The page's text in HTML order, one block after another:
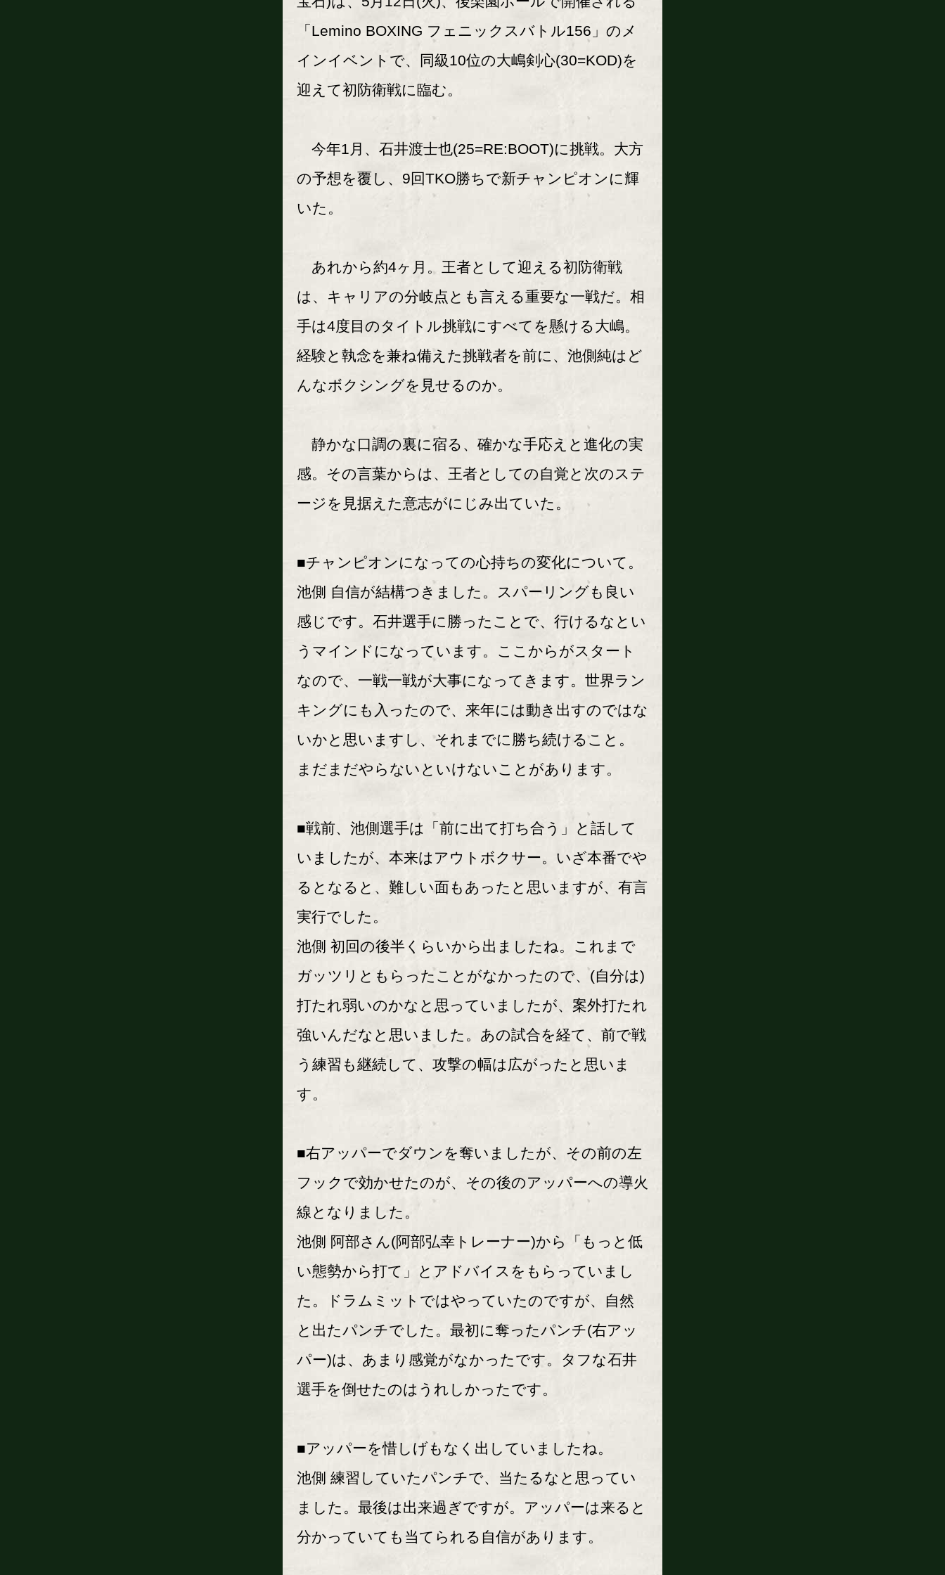
「Lemino BOXING フェニックスバトル156」のメ
インイベントで、同級10位の大嶋剣心(30=KOD)を
迎えて初防衛戦に臨む。
今年1月、石井渡士也(25=RE:BOOT)に挑戦。大方
の予想を覆し、9回TKO勝ちで新チャンピオンに輝
いた。
あれから約4ヶ月。王者として迎える初防衛戦
は、キャリアの分岐点とも言える重要な一戦だ。相
手は4度目のタイトル挑戦にすべてを懸ける大嶋。
経験と執念を兼ね備えた挑戦者を前に、池側純はど
んなボクシングを見せるのか。
静かな口調の裏に宿る、確かな手応えと進化の実
感。その言葉からは、王者としての自覚と次のステ
ージを見据えた意志がにじみ出ていた。
■チャンピオンになっての心持ちの変化について。
池側 自信が結構つきました。スパーリングも良い
感じです。石井選手に勝ったことで、行けるなとい
うマインドになっています。ここからがスタート
なので、一戦一戦が大事になってきます。世界ラン
キングにも入ったので、来年には動き出すのではな
いかと思いますし、それまでに勝ち続けること。
まだまだやらないといけないことがあります。
■戦前、池側選手は「前に出て打ち合う」と話して
いましたが、本来はアウトボクサー。いざ本番でや
るとなると、難しい面もあったと思いますが、有言
実行でした。
池側 初回の後半くらいから出ましたね。これまで
ガッツリともらったことがなかったので、(自分は)
打たれ弱いのかなと思っていましたが、案外打たれ
強いんだなと思いました。あの試合を経て、前で戦
う練習も継続して、攻撃の幅は広がったと思いま
す。
■右アッパーでダウンを奪いましたが、その前の左
フックで効かせたのが、その後のアッパーへの導火
線となりました。
池側 阿部さん(阿部弘幸トレーナー)から「もっと低
い態勢から打て」とアドバイスをもらっていまし
た。ドラムミットではやっていたのですが、自然
と出たパンチでした。最初に奪ったパンチ(右アッ
パー)は、あまり感覚がなかったです。タフな石井
選手を倒せたのはうれしかったです。
■アッパーを惜しげもなく出していましたね。
池側 練習していたパンチで、当たるなと思ってい
ました。最後は出来過ぎですが。アッパーは来ると
分かっていても当てられる自信があります。